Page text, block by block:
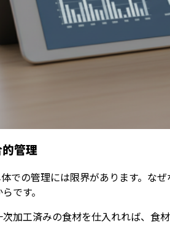
管理
での管理には限界があります。な
です。
加工済みの食材を仕入れれば、食